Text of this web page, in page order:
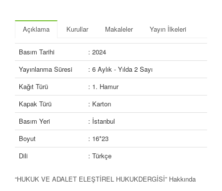
Açıklama Kurullar Makaleler Yayın İlkeleri
Basım Tarihi
: 2024
Yayınlanma Süresi
: 6 Aylık - Yılda 2 Sayı
Kağıt Türü
: 1. Hamur
Kapak Türü
: Karton
Basım Yeri
: İstanbul
Boyut
: 16*23
Dili
: Türkçe
“HUKUK VE ADALET ELEŞTİREL HUKUKDERGİSİ” Hakkında